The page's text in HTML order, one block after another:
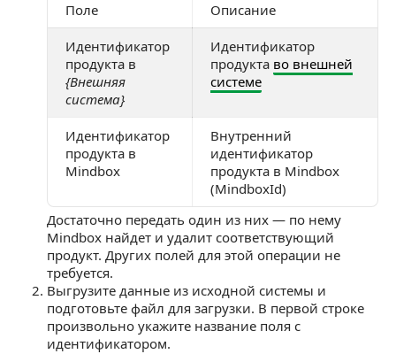
Поле Описание
Идентификатор
продукта в
{Внешняя
система}
Идентификатор
продукта во внешней
системе
Идентификатор
продукта в
Mindbox
Внутренний
идентификатор
продукта в Mindbox
(MindboxId)
Достаточно передать один из них — по нему
Mindbox найдет и удалит соответствующий
продукт. Других полей для этой операции не
требуется.
Выгрузите данные из исходной системы и
подготовьте файл для загрузки. В первой строке
произвольно укажите название поля с
идентификатором.